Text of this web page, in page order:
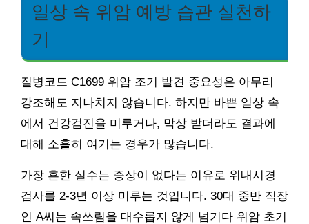
일상 속 위암 예방 습관 실천하
기
질병코드 C1699 위암 조기 발견 중요성은 아무리
강조해도 지나치지 않습니다. 하지만 바쁜 일상 속
에서 건강검진을 미루거나, 막상 받더라도 결과에
대해 소홀히 여기는 경우가 많습니다.
가장 흔한 실수는 증상이 없다는 이유로 위내시경
검사를 2-3년 이상 미루는 것입니다. 30대 중반 직장
인 A씨는 속쓰림을 대수롭지 않게 넘기다 위암 초기